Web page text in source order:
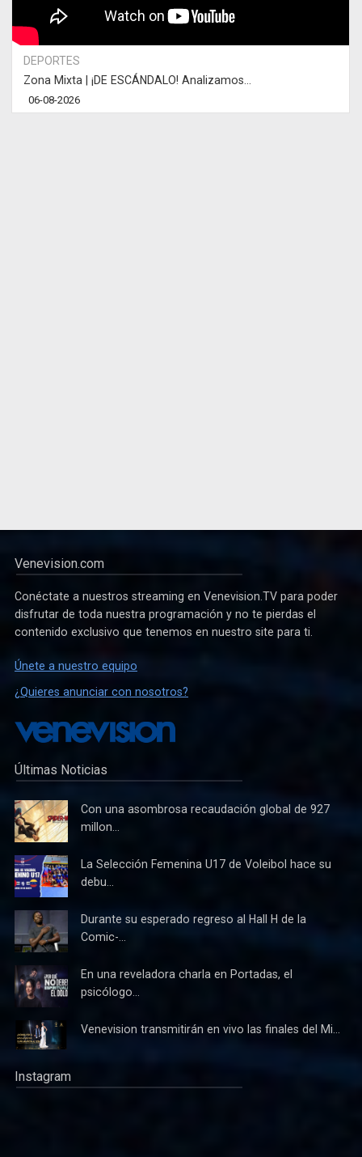
DEPORTES
Zona Mixta | ¡DE ESCÁNDALO! Analizamos...
06-08-2026
Venevision.com
Conéctate a nuestros streaming en Venevision.TV para poder
disfrutar de toda nuestra programación y no te pierdas el
contenido exclusivo que tenemos en nuestro site para ti.
Únete a nuestro equipo
¿Quieres anunciar con nosotros?
Últimas Noticias
Con una asombrosa recaudación global de 927
millon...
La Selección Femenina U17 de Voleibol hace su
debu...
Durante su esperado regreso al Hall H de la
Comic-...
En una reveladora charla en Portadas, el
psicólogo...
Venevision transmitirán en vivo las finales del Mi...
Instagram